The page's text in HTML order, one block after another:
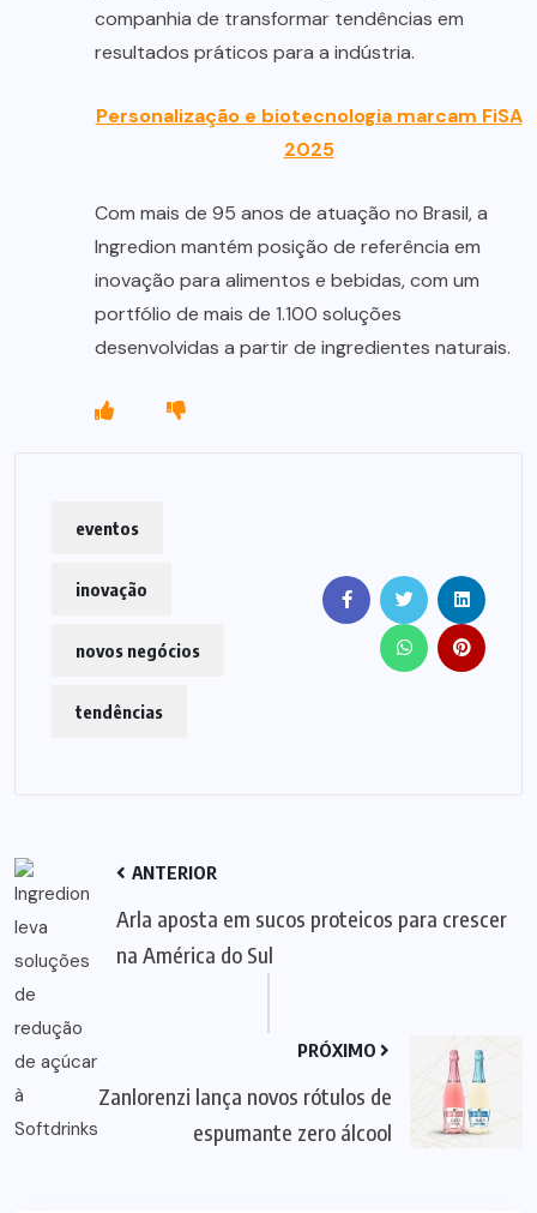
companhia de transformar tendências em
resultados práticos para a indústria.
Personalização e biotecnologia marcam FiSA
2025
Com mais de 95 anos de atuação no Brasil, a
Ingredion mantém posição de referência em
inovação para alimentos e bebidas, com um
portfólio de mais de 1.100 soluções
desenvolvidas a partir de ingredientes naturais.
eventos
inovação
novos negócios
tendências
ANTERIOR
Arla aposta em sucos proteicos para crescer
na América do Sul
PRÓXIMO
Zanlorenzi lança novos rótulos de
espumante zero álcool